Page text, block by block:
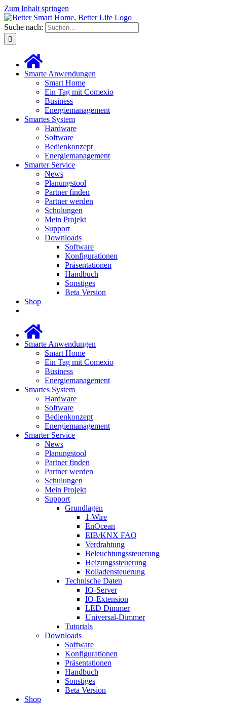
Zum Inhalt springen
Suche nach:
Smarte Anwendungen
Smart Home
Ein Tag mit Comexio
Business
Energiemanagement
Smartes System
Hardware
Software
Bedienkonzept
Energiemanagement
Smarter Service
News
Planungstool
Partner finden
Partner werden
Schulungen
Mein Projekt
Support
Downloads
Software
Konfigurationen
Präsentationen
Handbuch
Sonstiges
Beta Version
Shop
Smarte Anwendungen
Smart Home
Ein Tag mit Comexio
Business
Energiemanagement
Smartes System
Hardware
Software
Bedienkonzept
Energiemanagement
Smarter Service
News
Planungstool
Partner finden
Partner werden
Schulungen
Mein Projekt
Support
Grundlagen
1-Wire
EnOcean
EIB/KNX FAQ
Verdrahtung
Beleuchtungssteuerung
Heizungssteuerung
Rolladensteuerung
Technische Daten
IO-Server
IO-Extension
LED Dimmer
Universal-Dimmer
Tutorials
Downloads
Software
Konfigurationen
Präsentationen
Handbuch
Sonstiges
Beta Version
Shop